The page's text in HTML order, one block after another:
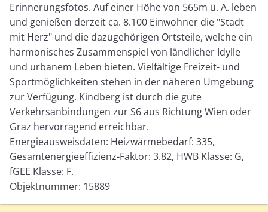
Erinnerungsfotos. Auf einer Höhe von 565m ü. A. leben
und genießen derzeit ca. 8.100 Einwohner die "Stadt
mit Herz" und die dazugehörigen Ortsteile, welche ein
harmonisches Zusammenspiel von ländlicher Idylle
und urbanem Leben bieten. Vielfältige Freizeit- und
Sportmöglichkeiten stehen in der näheren Umgebung
zur Verfügung. Kindberg ist durch die gute
Verkehrsanbindungen zur S6 aus Richtung Wien oder
Graz hervorragend erreichbar.
Energieausweisdaten: Heizwärmebedarf: 335,
Gesamtenergieeffizienz-Faktor: 3.82, HWB Klasse: G,
fGEE Klasse: F.
Objektnummer: 15889